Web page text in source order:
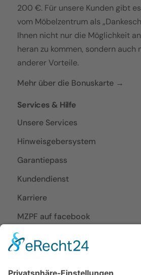
200 €. Für unsere Kunden gibt
vom Möbelzentrum als
Ihnen nicht nur die Möglichkeit
heran zu kommen, sondern auch
anderer Vorteile.
Mehr über die Bonuskarte →
Services & Hilfe
Unsere Services
Hinweisgebersystem
Garantiepass
Kundendienst
Karriere
MZPF auf facebook
MZPF auf Instagram